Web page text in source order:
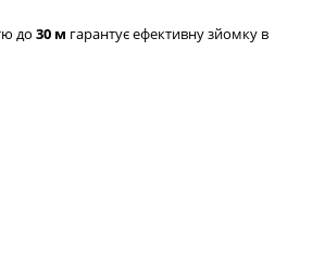
до 30 м гарантує ефективну зйомку в